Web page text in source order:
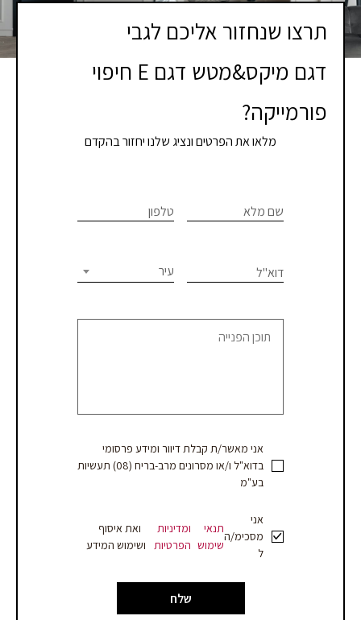
תרצו שנחזור אליכם לגבי
דגם מיקס&מטש דגם E חיפוי
פורמייקה?
מלאו את הפרטים ונציג שלנו יחזור בהקדם
פגישת
או
הצעת
שם מלא טלפון
דוא"ל עיר
אני מאשר/ת קבלת דיוור ומידע פרסומי
בדוא"ל ו/או מסרונים מרב-בריח (08) תעשיות
בע"מ
אני
מסכימ/ה
ל
תנאי
שימוש
ומדיניות
הפרטיות
ואת איסוף
ושימוש המידע
שלח
are
this
field